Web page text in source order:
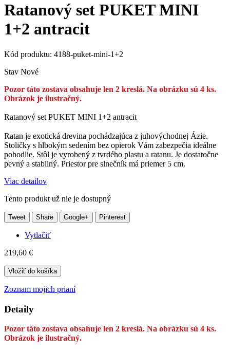
Ratanový set PUKET MINI
1+2 antracit
Kód produktu: 4188-puket-mini-1+2
Stav Nové
Pozor táto zostava obsahuje len 2 kreslá. Na obrázku sú 4 ks.
Obrázok je ilustračný.
Ratanový set PUKET MINI 1+2 antracit
Ratan je exotická drevina pochádzajúca z juhovýchodnej Ázie.
Stoličky s hlbokým sedením bez opierok Vám zabezpečia ideálne
pohodlie. Stôl je vyrobený z tvrdého plastu a ratanu. Je dostatočne
pevný a stabilný. Priestor pre slnečník má priemer 5 cm.
Viac detailov
Tento produkt už nie je dostupný
Tweet Share Google+ Pinterest
Vytlačiť
219,60 €
Vložiť do košíka
Zoznam mojich prianí
Detaily
Pozor táto zostava obsahuje len 2 kreslá. Na obrázku sú 4 ks.
Obrázok je ilustračný.